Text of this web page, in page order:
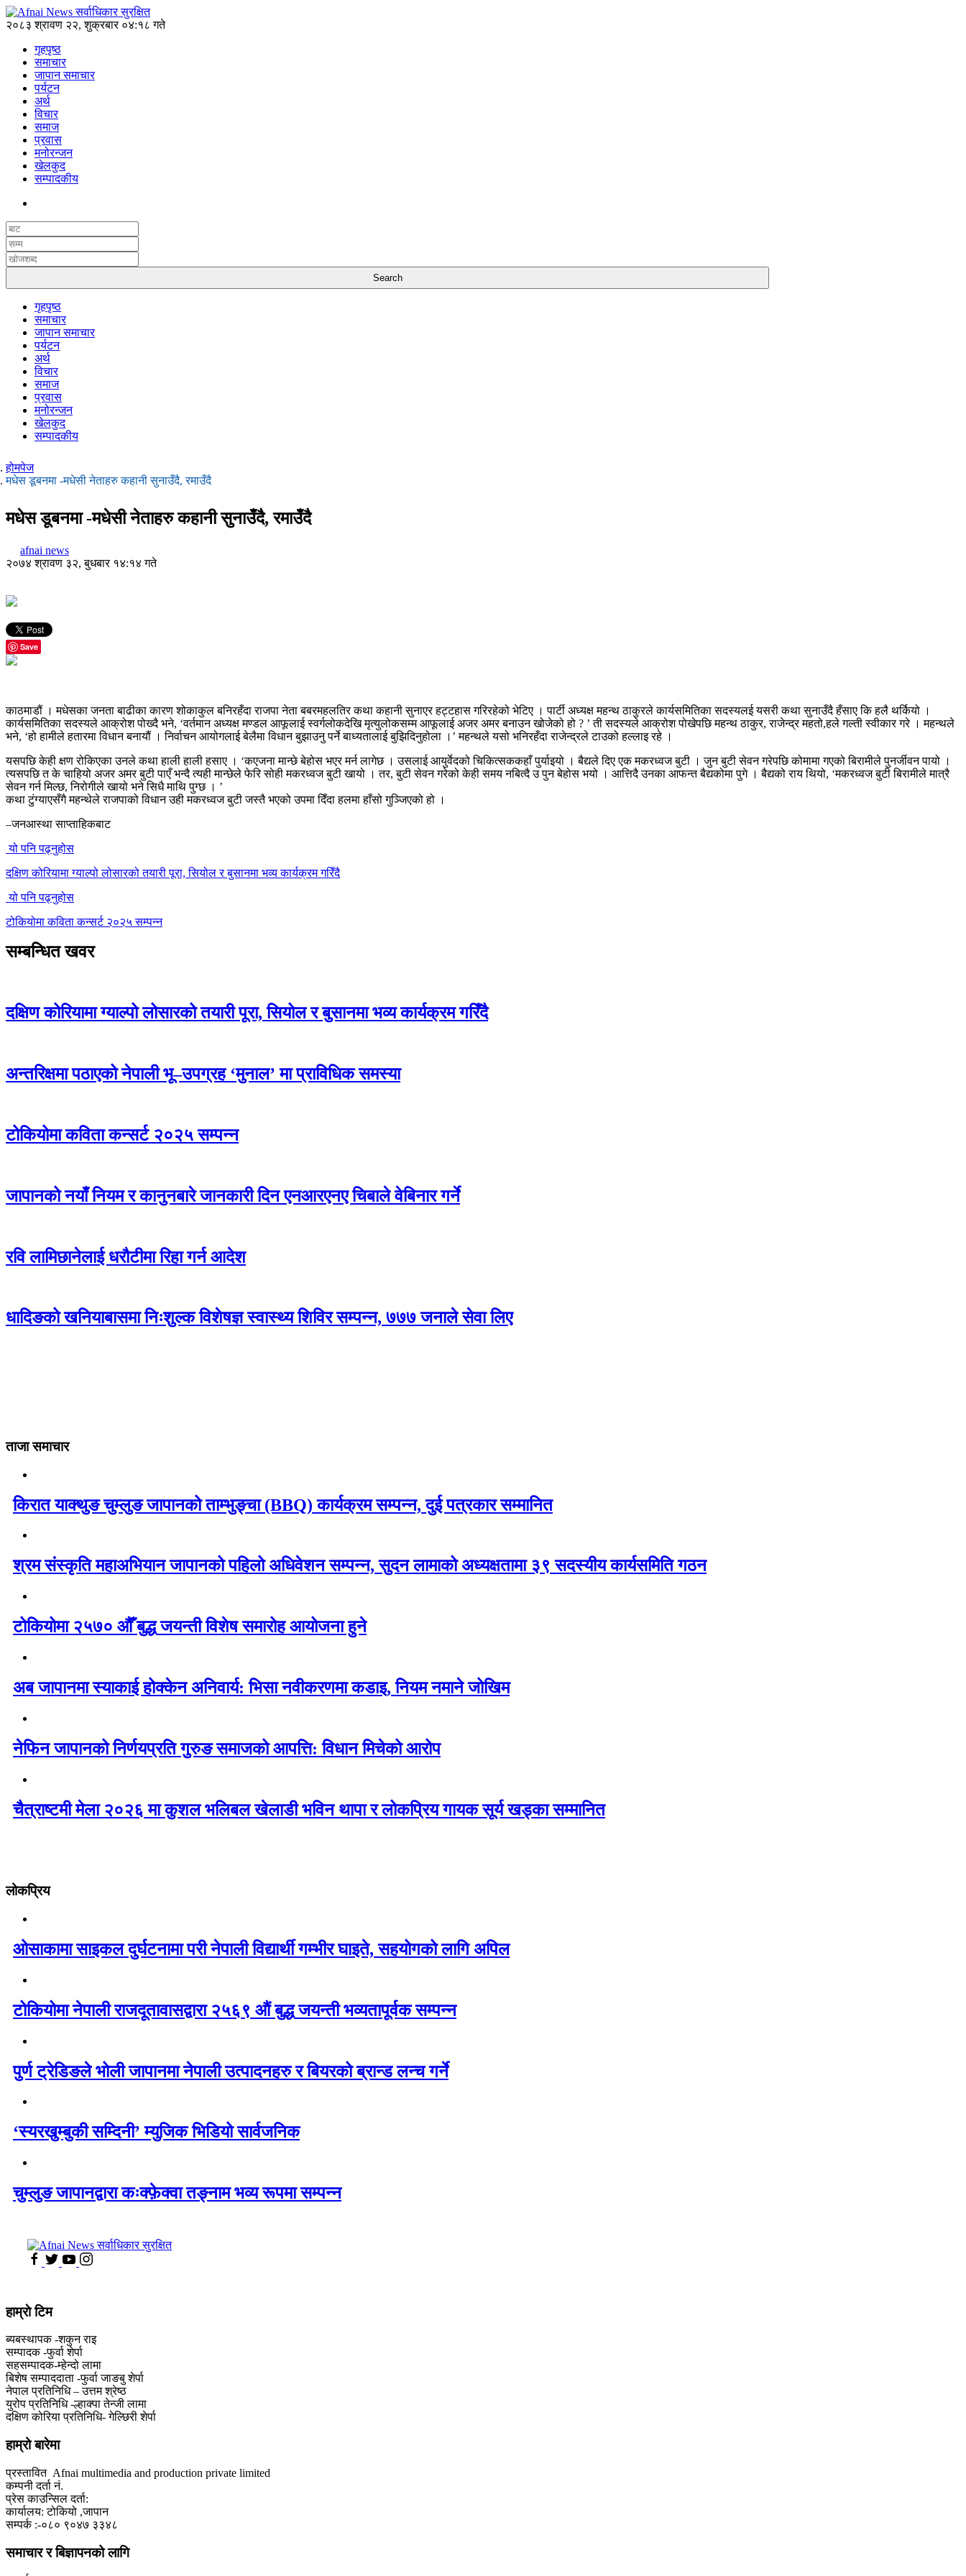
२०८३ श्रावण २२, शुक्रबार ०४:१८ गते
गृहपृष्ठ
समाचार
जापान समाचार
पर्यटन
अर्थ
विचार
समाज
प्रवास
मनोरन्जन
खेलकुद
सम्पादकीय
गृहपृष्ठ
समाचार
जापान समाचार
पर्यटन
अर्थ
विचार
समाज
प्रवास
मनोरन्जन
खेलकुद
सम्पादकीय
होमपेज
मधेस डूबनमा -मधेसी नेताहरु कहानी सुनाउँदै, रमाउँदै
मधेस डूबनमा -मधेसी नेताहरु कहानी सुनाउँदै, रमाउँदै
afnai news
२०७४ श्रावण ३२, बुधबार १४:१४ गते
Save
काठमाडौं । मधेसका जनता बाढीका कारण शोकाकुल बनिरहँदा राजपा नेता बबरमहलतिर कथा कहानी सुनाएर हट्टहास गरिरहेको भेटिए । पार्टी अध्यक्ष महन्थ ठाकुरले कार्यसमितिका सदस्यलई यसरी कथा सुनाउँदै हँसाए कि हलै थर्कियो ।
कार्यसमितिका सदस्यले आक्रोश पोख्दै भने, ‘वर्तमान अध्यक्ष मण्डल आफूलाई स्वर्गलोकदेखि मृत्युलोकसम्म आफूलाई अजर अमर बनाउन खोजेको हो ? ’ ती सदस्यले आक्रोश पोखेपछि महन्थ ठाकुर, राजेन्द्र महतो,हले गल्ती स्वीकार गरे । महन्थले
भने, ‘हो हामीले हतारमा विधान बनायौं । निर्वाचन आयोगलाई बेलैमा विधान बुझाउनु पर्ने बाध्यतालाई बुझिदिनुहोला ।’ महन्थले यसो भनिरहँदा राजेन्द्रले टाउको हल्लाइ रहे ।
यसपछि केही क्षण रोकिएका उनले कथा हाली हाली हसाए । ‘कएजना मान्छे बेहोस भएर मर्न लागेछ । उसलाई आयुर्वेदको चिकित्सककहाँ पुर्याइयो । बैद्यले दिए एक मकरध्वज बुटी । जुन बुटी सेवन गरेपछि कोमामा गएको बिरामीले पुनर्जीवन पायो ।
त्यसपछि त के चाहियो अजर अमर बुटी पाएँ भन्दै त्यही मान्छेले फेरि सोही मकरध्वज बुटी खायो । तर, बुटी सेवन गरेको केही समय नबित्दै उ पुन बेहोस भयो । आत्तिदै उनका आफन्त बैद्यकोमा पुगे । बैद्यको राय थियो, ‘मकरध्वज बुटी बिरामीले मात्रै
सेवन गर्न मिल्छ, निरोगीले खायो भने सिधै माथि पुग्छ । ’
कथा टुंग्याएसँगै महन्थेले राजपाको विधान उही मकरध्वज बुटी जस्तै भएको उपमा दिँदा हलमा हाँसो गुञ्जिएको हो ।
–जनआस्था साप्ताहिकबाट
यो पनि पढ्नुहोस
दक्षिण कोरियामा ग्याल्पो लोसारको तयारी पूरा, सियोल र बुसानमा भव्य कार्यक्रम गरिँदै
यो पनि पढ्नुहोस
टोकियोमा कविता कन्सर्ट २०२५ सम्पन्न
सम्बन्धित खवर
दक्षिण कोरियामा ग्याल्पो लोसारको तयारी पूरा, सियोल र बुसानमा भव्य कार्यक्रम गरिँदै
अन्तरिक्षमा पठाएको नेपाली भू–उपग्रह ‘मुनाल’ मा प्राविधिक समस्या
टोकियोमा कविता कन्सर्ट २०२५ सम्पन्न
जापानको नयाँ नियम र कानुनबारे जानकारी दिन एनआरएनए चिबाले वेबिनार गर्ने
रवि लामिछानेलाई धरौटीमा रिहा गर्न आदेश
धादिङको खनियाबासमा निःशुल्क विशेषज्ञ स्वास्थ्य शिविर सम्पन्न, ७७७ जनाले सेवा लिए
ताजा समाचार
किरात याक्थुङ चुम्लुङ जापानको ताम्भुङ्चा (BBQ) कार्यक्रम सम्पन्न, दुई पत्रकार सम्मानित
श्रम संस्कृति महाअभियान जापानको पहिलो अधिवेशन सम्पन्न, सुदन लामाको अध्यक्षतामा ३९ सदस्यीय कार्यसमिति गठन
टोकियोमा २५७० औँ बुद्ध जयन्ती विशेष समारोह आयोजना हुने
अब जापानमा स्याकाई होक्केन अनिवार्य: भिसा नवीकरणमा कडाइ, नियम नमाने जोखिम
नेफिन जापानको निर्णयप्रति गुरुङ समाजको आपत्ति: विधान मिचेको आरोप
चैत्राष्टमी मेला २०२६ मा कुशल भलिबल खेलाडी भविन थापा र लोकप्रिय गायक सूर्य खड्का सम्मानित
लोकप्रिय
ओसाकामा साइकल दुर्घटनामा परी नेपाली विद्यार्थी गम्भीर घाइते, सहयोगको लागि अपिल
टोकियोमा नेपाली राजदूतावासद्वारा २५६९ औं बुद्ध जयन्ती भव्यतापूर्वक सम्पन्न
पुर्ण ट्रेडिङले भोली जापानमा नेपाली उत्पादनहरु र बियरको ब्रान्ड लन्च गर्ने
‘स्यरखुम्बुकी सम्दिनी’ म्युजिक भिडियो सार्वजनिक
चुम्लुङ जापानद्वारा कःक्फ़ेक्वा तङ्नाम भव्य रूपमा सम्पन्न
हाम्राे टिम
ब्यबस्थापक -शकुन राइ
सम्पादक -फुर्वा शेर्पा
सहसम्पादक-म्हेन्दो लामा
‍बिशेष सम्पाददाता -फुर्वा जा‌ङबु शेर्पा
नेपाल प्रतिनिधि – उत्तम श्रेष्ठ
युरोप प्रतिनिधि -ल्हाक्पा तेन्जी लामा
दक्षिण कोरिया प्रतिनिधि- गेल्छिरी शेर्पा
हाम्रो बारेमा
प्रस्तावित Afnai multimedia and production private limited
कम्पनी दर्ता नं.
प्रेस काउन्सिल दर्ता:
कार्यालय: टोकियो ,जापान
सम्पर्क :-०८० ९०४७ ३३४८
समाचार र बिज्ञापनको लागि